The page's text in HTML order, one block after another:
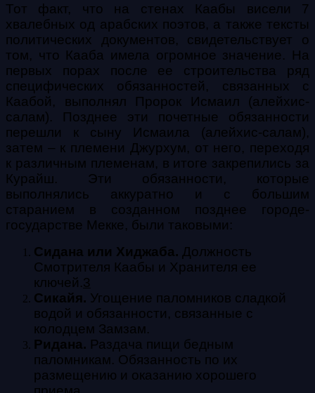
Тот факт, что на стенах Каабы висели 7
хвалебных од арабских поэтов, а также тексты
политических документов, свидетельствует о
том, что Кааба имела огромное значение. На
первых порах после ее строительства ряд
специфических обязанностей, связанных с
Каабой, выполнял Пророк Исмаил (алейхис-
салам). Позднее эти почетные обязанности
перешли к сыну Исмаила (алейхис-салам),
затем – к племени Джурхум, от него, переходя
к различным племенам, в итоге закрепились за
Курайш. Эти обязанности, которые
выполнялись аккуратно и с большим
старанием в созданном позднее городе-
государстве Мекке, были таковыми:
Сидана или Хиджаба. Должность
Смотрителя Каабы и Хранителя ее
ключей.3
Сикайя. Угощение паломников сладкой
водой и обязанности, связанные с
колодцем Замзам.
Ридана. Раздача пищи бедным
паломникам. Обязанность по их
размещению и оказанию хорошего